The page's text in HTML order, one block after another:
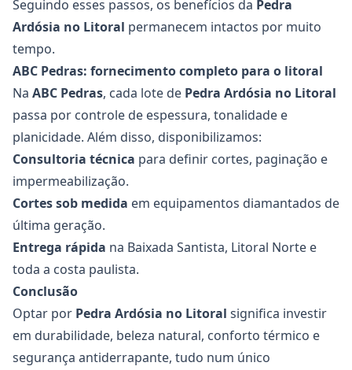
Seguindo esses passos, os benefícios da Pedra
Ardósia no Litoral permanecem intactos por muito
tempo.
ABC Pedras: fornecimento completo para o litoral
Na ABC Pedras, cada lote de Pedra Ardósia no Litoral
passa por controle de espessura, tonalidade e
planicidade. Além disso, disponibilizamos:
Consultoria técnica para definir cortes, paginação e
impermeabilização.
Cortes sob medida em equipamentos diamantados de
última geração.
Entrega rápida na Baixada Santista, Litoral Norte e
toda a costa paulista.
Conclusão
Optar por Pedra Ardósia no Litoral significa investir
em durabilidade, beleza natural, conforto térmico e
segurança antiderrapante, tudo num único